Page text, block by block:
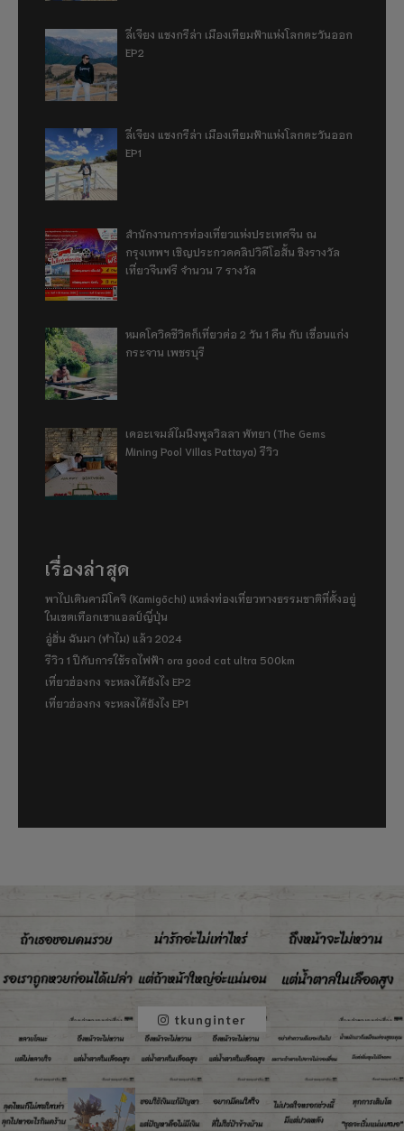
ลี่เจียง แชงกรีล่า เมืองเทียมฟ้าแห่งโลกตะวันออก
EP2
ลี่เจียง แชงกรีล่า เมืองเทียมฟ้าแห่งโลกตะวันออก
EP1
สำนักงานการท่องเที่ยวแห่งประเทศจีน ณ
กรุงเทพฯ เชิญประกวดคลิปวิดีโอสั้น ชิงรางวัล
เที่ยวจีนฟรี จำนวน 7 รางวัล
หมดโควิดชีวิตก็เที่ยวต่อ 2 วัน 1 คืน กับ เขื่อนแก่ง
กระจาน เพชรบุรี
เดอะเจมส์ไมนิงพูลวิลลา พัทยา (The Gems
Mining Pool Villas Pattaya) รีวิว
เรื่องล่าสุด
พาไปเดินคามิโคจิ (Kamigōchi) แหล่งท่องเที่ยวทางธรรมชาติที่ตั้งอยู่
ในเขตเทือกเขาแอลป์ญี่ปุ่น
อู่ฮั่น ฉันมา (ทำไม) แล้ว 2024
รีวิว 1 ปีกับการใช้รถไฟฟ้า ora good cat ultra 500km
เที่ยวฮ่องกง จะหลงได้ยังไง EP2
เที่ยวฮ่องกง จะหลงได้ยังไง EP1
tkunginter